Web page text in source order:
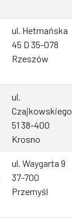
ul. Hetmańska
45 D 35-078
Rzeszów
ul.
Czajkowskiego
51 38-400
Krosno
ul. Waygarta 9
37-700
Przemyśl